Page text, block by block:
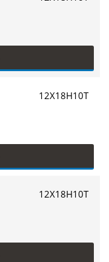
12Х18Н10Т
12Х18Н10Т